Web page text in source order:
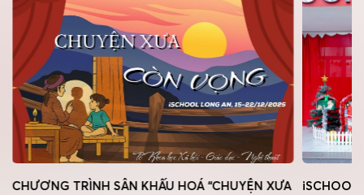
CHƯƠNG TRÌNH SÂN KHẤU HOÁ “CHUYỆN XƯA
iSCHOOL